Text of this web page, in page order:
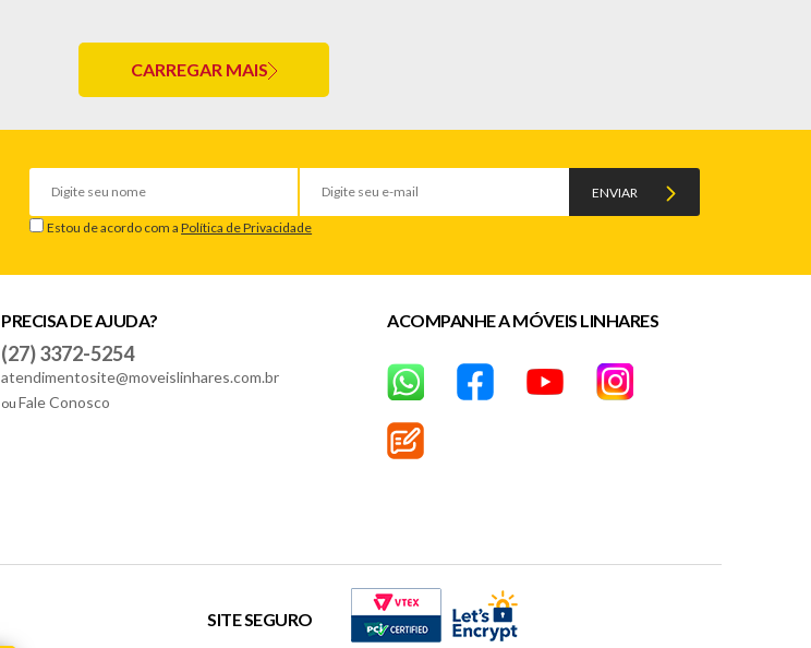
CARREGAR MAIS
ENVIAR
Estou de acordo com aPolítica de Privacidade
PRECISA DE AJUDA?
(27) 3372-5254
atendimentosite@moveislinhares.com.br
ou Fale Conosco
ACOMPANHE A MÓVEIS LINHARES
SITE SEGURO